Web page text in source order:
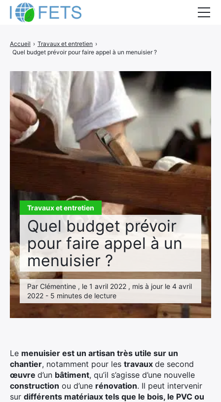
Travaux et entretien
Quel budget prévoir
pour faire appel à un
menuisier ?
Par Clémentine , le 1 avril 2022 , mis à jour le 4 avril
2022 - 5 minutes de lecture
Accueil › Travaux et entretien ›
Quel budget prévoir pour faire appel à un menuisier ?
Le menuisier est un artisan très utile sur un
chantier, notamment pour les travaux de second
œuvre d’un bâtiment, qu’il s’agisse d’une nouvelle
construction ou d’une rénovation. Il peut intervenir
sur différents matériaux tels que le bois, le PVC ou
Actualités
Métiers du BTP
Guides thermiques
Aides à la rénovation
DEVIS